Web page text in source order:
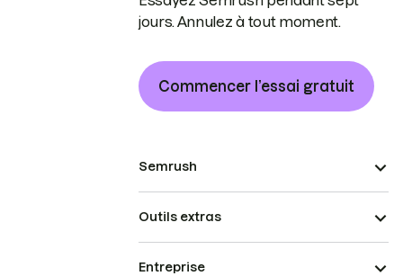
jours. Annulez à tout moment.
Commencer l’essai gratuit
Semrush
Outils extras
Entreprise